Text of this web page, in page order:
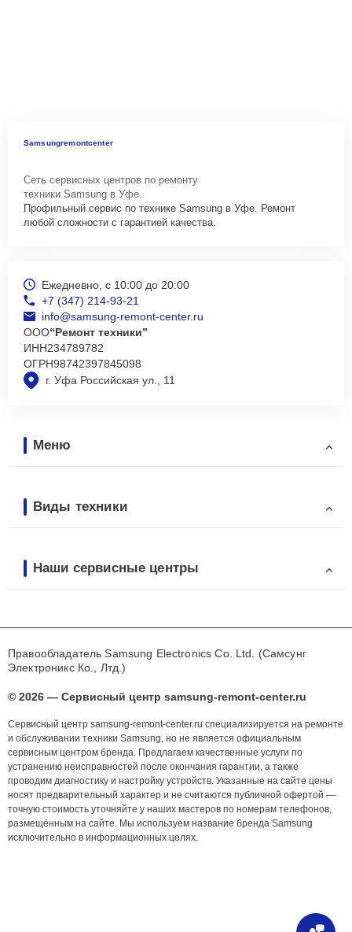
Samsungremontcenter
Сеть сервисных центров по ремонту
техники Samsung в Уфе.
Профильный сервис по технике Samsung в Уфе. Ремонт
любой сложности с гарантией качества.
г. Уфа Российская ул., 11
Ежедневно, с 10:00 до 20:00
+7 (347) 214-93-21
info@samsung-remont-center.ru
ООО“Ремонт техники”
ИНН234789782
ОГРН98742397845098
Меню
Виды техники
Наши сервисные центры
Правообладатель Samsung Electronics Co. Ltd. (Самсунг
Электроникс Ко., Лтд.)
© 2026 — Сервисный центр samsung-remont-center.ru
Сервисный центр samsung-remont-center.ru специализируется на ремонте
и обслуживании техники Samsung, но не является официальным
сервисным центром бренда. Предлагаем качественные услуги по
устранению неисправностей после окончания гарантии, а также
проводим диагностику и настройку устройств. Указанные на сайте цены
носят предварительный характер и не считаются публичной офертой —
точную стоимость уточняйте у наших мастеров по номерам телефонов,
размещённым на сайте. Мы используем название бренда Samsung
исключительно в информационных целях.